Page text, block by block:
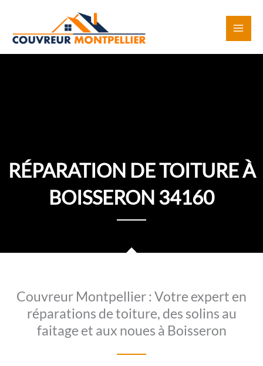
contenu
RÉPARATION DE TOITURE À
BOISSERON 34160
Couvreur Montpellier : Votre expert en
réparations de toiture, des solins au
faitage et aux noues à Boisseron